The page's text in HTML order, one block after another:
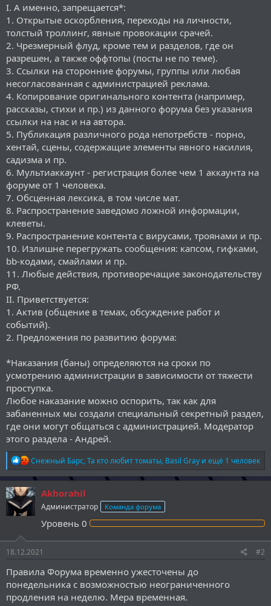
I. А именно, запрещается*:
1. Открытые оскорбления, переходы на личности,
толстый троллинг, явные провокации срачей.
2. Чрезмерный флуд, кроме тем и разделов, где он
разрешен, а также оффтопы (посты не по теме).
3. Ссылки на сторонние форумы, группы или любая
несогласованная с администрацией реклама.
4. Копирование оригинального контента (например,
рассказы, стихи и пр.) из данного форума без указания
ссылки на нас и на автора.
5. Публикация различного рода непотребств - порно,
хентай, сцены, содержащие элементы явного насилия,
садизма и пр.
6. Мультиаккаунт - регистрация более чем 1 аккаунта на
форуме от 1 человека.
7. Обсценная лексика, в том числе мат.
8. Распространение заведомо ложной информации,
клеветы.
9. Распространение контента с вирусами, троянами и пр.
10. Излишне перегружать сообщения: капсом, гифками,
bb-кодами, смайлами и пр.
11. Любые действия, противоречащие законодательству
РФ.
II. Приветствуется:
1. Актив (общение в темах, обсуждение работ и
событий).
2. Предложения по развитию форума:
*Наказания (баны) определяются на сроки по
усмотрению администрации в зависимости от тяжести
проступка.
Любое наказание можно оспорить, так как для
забаненных мы создали специальный секретный раздел,
где они могут общаться с администрацией. Модератор
этого раздела - Андрей.
Р
е
а
к
ц
и
Снежный Барс,Та кто любит томаты, Basil Gray и ещё 1 человек
Akhorahil
Администратор Команда форума
Уровень 0
18.12.2021 #2
Правила Форума временно ужесточены до
понедельника с возможностью неограниченного
продления на неделю. Мера временная.